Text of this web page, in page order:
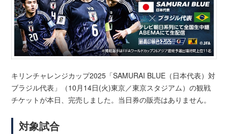
キリンチャレンジカップ2025「SAMURAI BLUE（日本代表）対
ブラジル代表」（10月14日(火)東京／東京スタジアム）の観戦
チケットが本日、完売しました。当日券の販売はありません。
対象試合